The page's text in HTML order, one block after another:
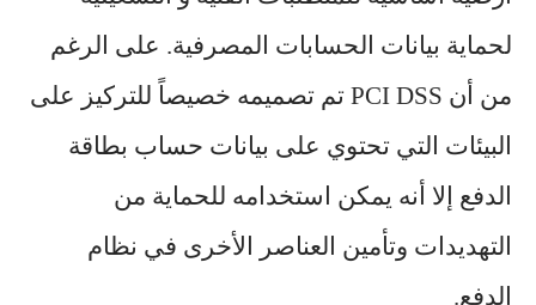
لحماية بيانات الحسابات المصرفية. على الرغم
من أن PCI DSS تم تصميمه خصيصاً للتركيز على
البيئات التي تحتوي على بيانات حساب بطاقة
الدفع إلا أنه يمكن استخدامه للحماية من
التهديدات وتأمين العناصر الأخرى في نظام
الدفع.